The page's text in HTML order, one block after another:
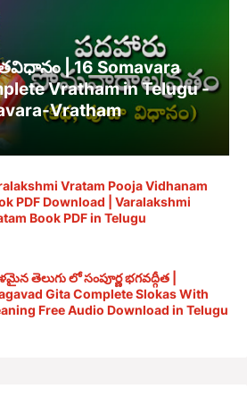
| 16 Somavara
Vratham in Telugu -
Vratham
Vratam Pooja Vidhanam
PDF Download | Varalakshmi
Book PDF in Telugu
తెలుగు లో సంపూర్ణ భగవద్గీత |
Gita Complete Slokas With
Free Audio Download in Telugu